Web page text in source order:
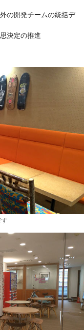
の開発チームの統括デ
決定の推進
す